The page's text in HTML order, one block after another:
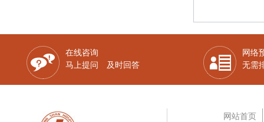
在线咨询
马上提问 及时回答
网络
无需
网站首页